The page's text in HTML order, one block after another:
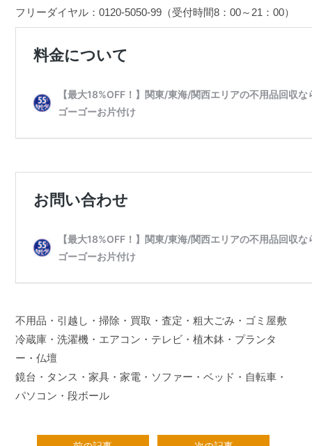
フリーダイヤル：0120-5050-99（受付時間8：00～21：00）
不用品・引越し・掃除・買取・査定・粗大ごみ・ゴミ屋敷
冷蔵庫・洗濯機・エアコン・テレビ・植木鉢・プランタ
ー・仏壇
鏡台・タンス・家具・家電・ソファー・ベッド・自転車・
パソコン・段ボール